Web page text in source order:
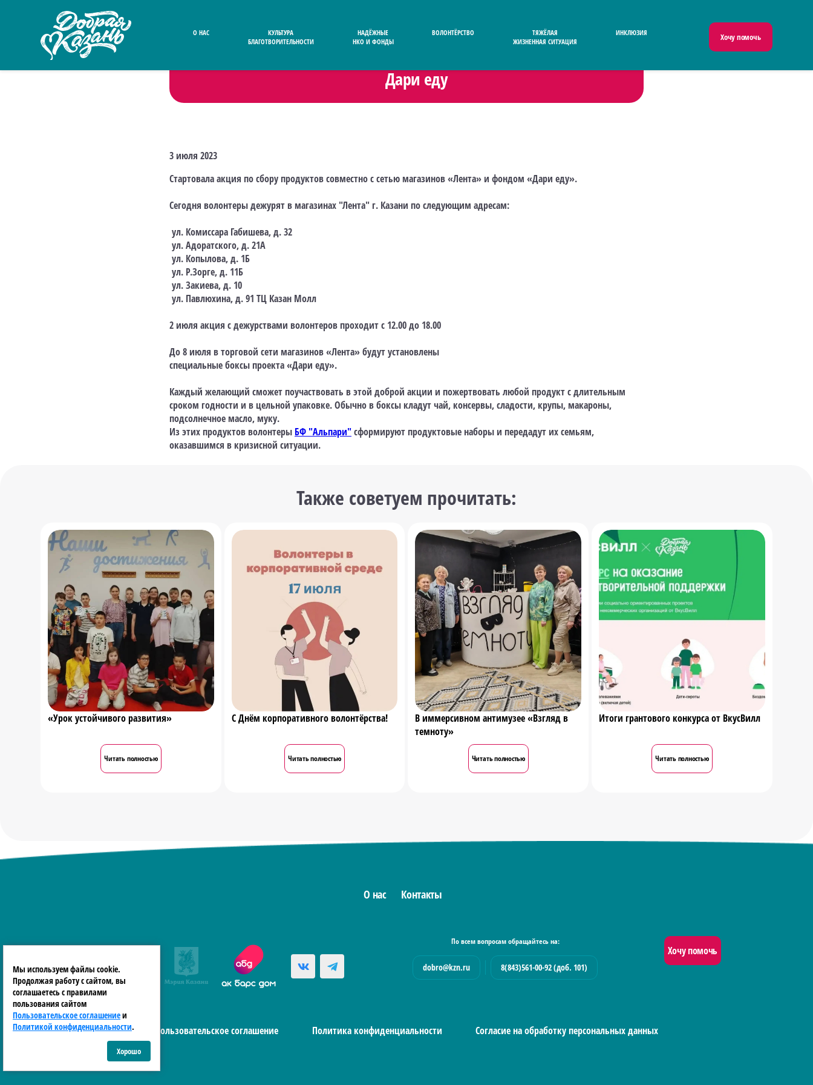
О НАС
КУЛЬТУРА
БЛАГОТВОРИТЕЛЬНОСТИ
НАДЁЖНЫЕ
НКО И ФОНДЫ
ВОЛОНТЁРСТВО
ТЯЖЁЛАЯ
ЖИЗНЕННАЯ СИТУАЦИЯ
ИНКЛЮЗИЯ Хочу помочь
arrow_back_ios
Дари еду
3 июля 2023
Стартовала акция по сбору продуктов совместно с сетью магазинов «Лента» и фондом «Дари еду».
Сегодня волонтеры дежурят в магазинах "Лента" г. Казани по следующим адресам:
ул. Комиссара Габишева, д. 32
ул. Адоратского, д. 21А
ул. Копылова, д. 1Б
ул. Р.Зорге, д. 11Б
ул. Закиева, д. 10
ул. Павлюхина, д. 91 ТЦ Казан Молл
2 июля акция с дежурствами волонтеров проходит с 12.00 до 18.00
До 8 июля в торговой сети магазинов «Лента» будут установлены
специальные боксы проекта «Дари еду».
Каждый желающий сможет поучаствовать в этой доброй акции и пожертвовать любой продукт с длительным
сроком годности и в цельной упаковке. Обычно в боксы кладут чай, консервы, сладости, крупы, макароны,
подсолнечное масло, муку.
Из этих продуктов волонтеры БФ "Альпари"сформируют продуктовые наборы и передадут их семьям,
оказавшимся в кризисной ситуации.
Также советуем прочитать:
«Урок устойчивого развития»
Читать полностью
С Днём корпоративного волонтёрства!
Читать полностью
В иммерсивном антимузее «Взгляд в
темноту»
Читать полностью
Итоги грантового конкурса от ВкусВилл
Читать полностью
О нас Контакты
По всем вопросам обращайтесь на:
dobro@kzn.ru 8(843)561-00-92 (доб. 101)
Хочу помочь
Пользовательское соглашение Политика конфиденциальности Согласие на обработку персональных данных
Мы используем файлы cookie.
Продолжая работу с сайтом, вы
соглашаетесь с правилами
пользования сайтом
Пользовательское соглашениеи
Политикой конфиденциальности.
Хорошо